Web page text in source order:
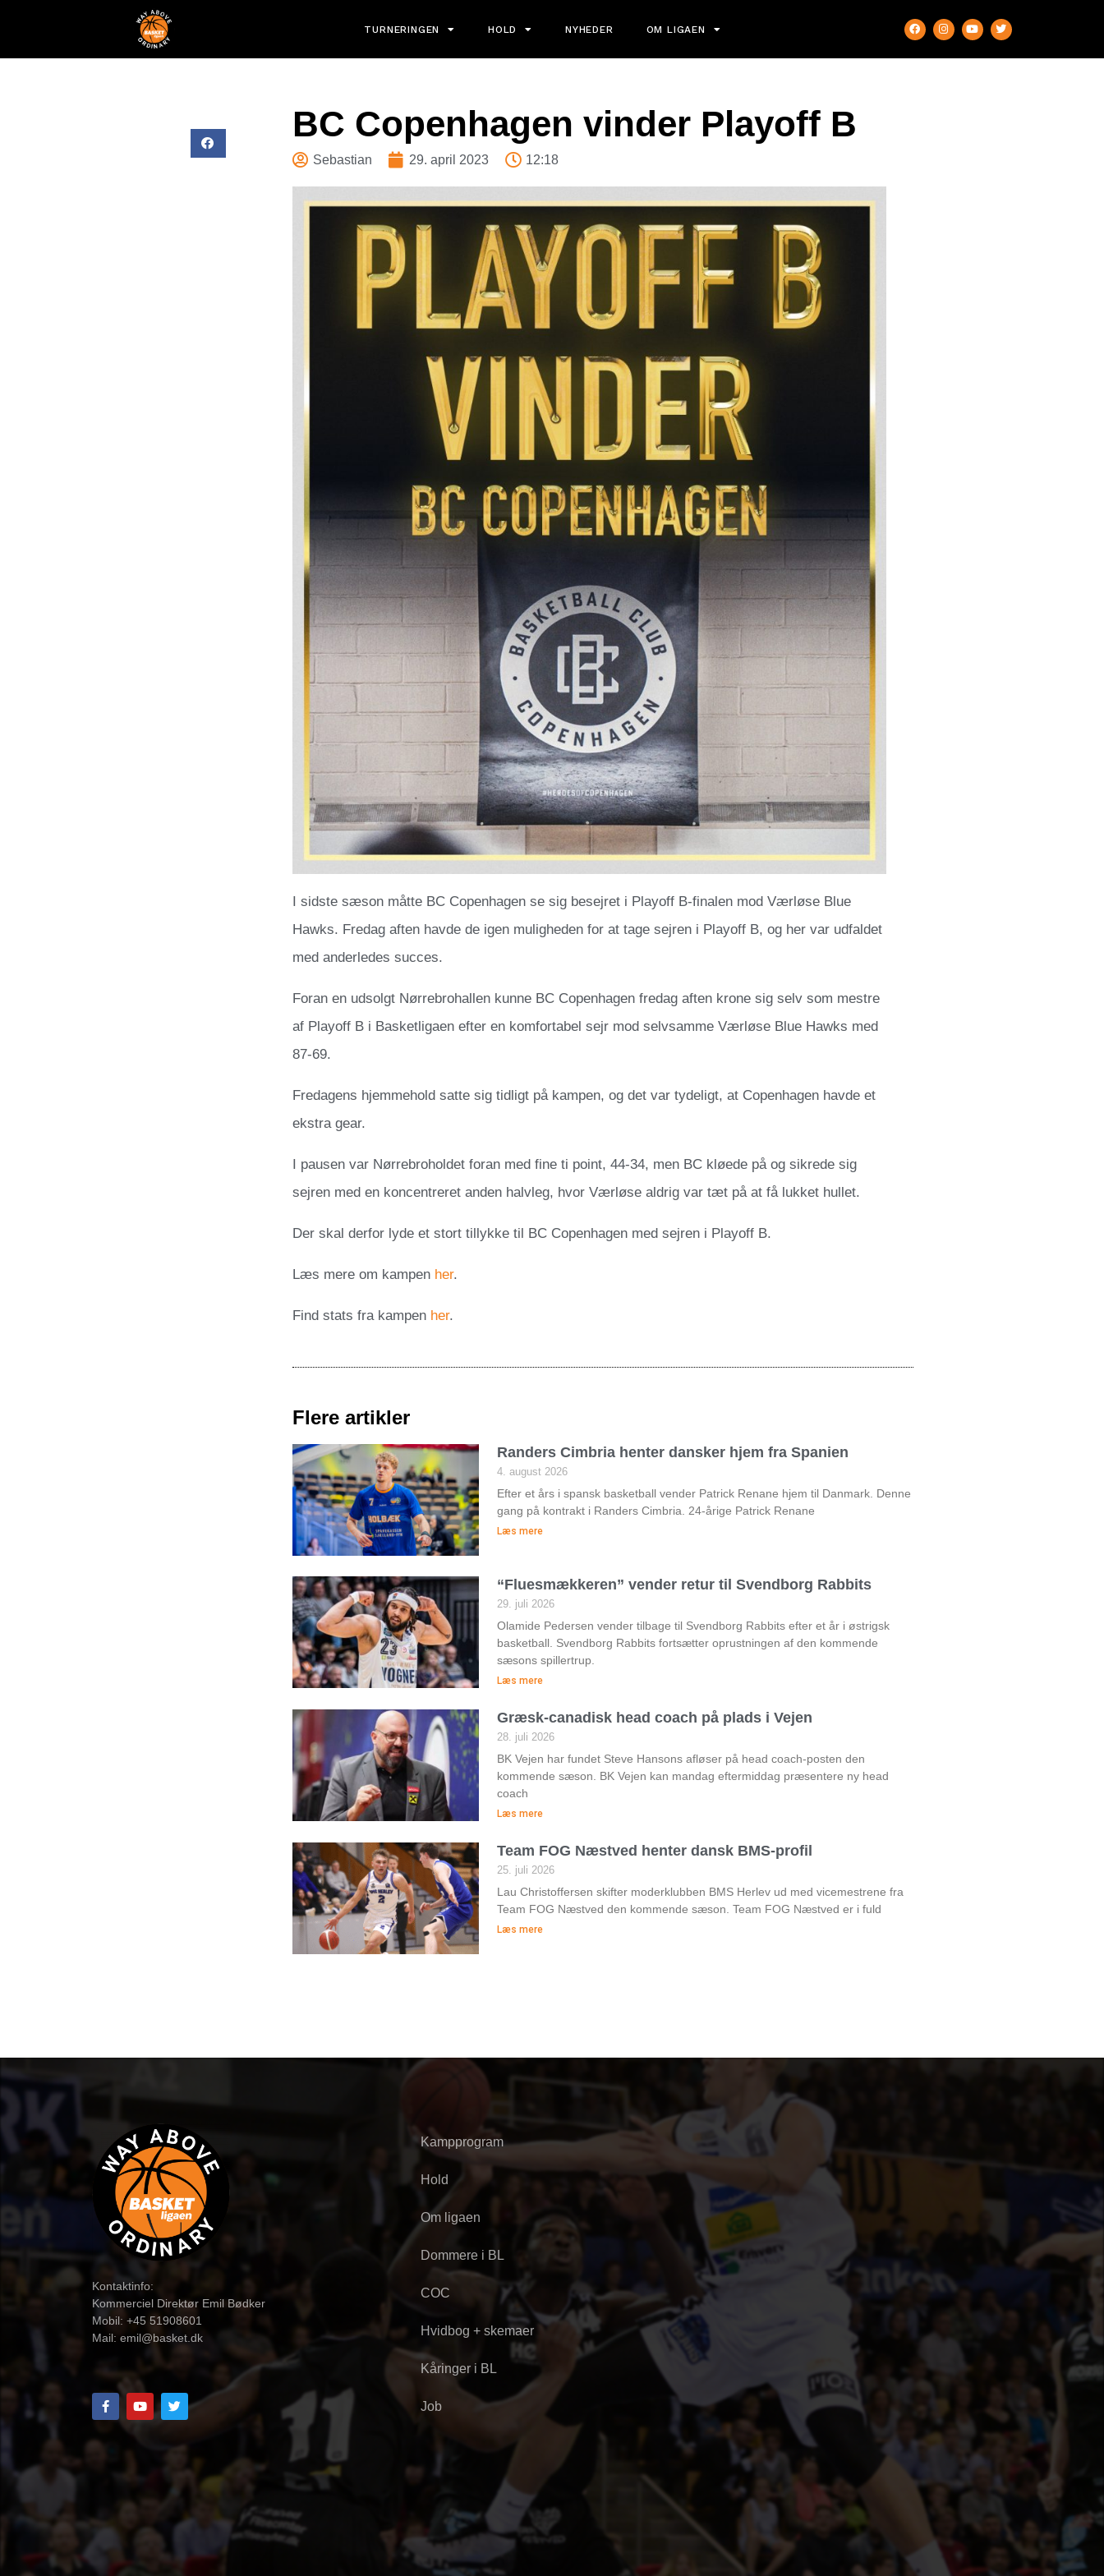
TURNERINGEN HOLD NYHEDER OM LIGAEN
BC Copenhagen vinder Playoff B
Sebastian 29. april 2023 12:18
I sidste sæson måtte BC Copenhagen se sig besejret i Playoff B-finalen mod Værløse Blue
Hawks. Fredag aften havde de igen muligheden for at tage sejren i Playoff B, og her var udfaldet
med anderledes succes.
Foran en udsolgt Nørrebrohallen kunne BC Copenhagen fredag aften krone sig selv som mestre
af Playoff B i Basketligaen efter en komfortabel sejr mod selvsamme Værløse Blue Hawks med
87-69.
Fredagens hjemmehold satte sig tidligt på kampen, og det var tydeligt, at Copenhagen havde et
ekstra gear.
I pausen var Nørrebroholdet foran med fine ti point, 44-34, men BC kløede på og sikrede sig
sejren med en koncentreret anden halvleg, hvor Værløse aldrig var tæt på at få lukket hullet.
Der skal derfor lyde et stort tillykke til BC Copenhagen med sejren i Playoff B.
Læs mere om kampen her.
Find stats fra kampen her.
Flere artikler
Randers Cimbria henter dansker hjem fra Spanien
4. august 2026
Efter et års i spansk basketball vender Patrick Renane hjem til Danmark. Denne
gang på kontrakt i Randers Cimbria. 24-årige Patrick Renane
Læs mere
“Fluesmækkeren” vender retur til Svendborg Rabbits
29. juli 2026
Olamide Pedersen vender tilbage til Svendborg Rabbits efter et år i østrigsk
basketball. Svendborg Rabbits fortsætter oprustningen af den kommende
sæsons spillertrup.
Læs mere
Græsk-canadisk head coach på plads i Vejen
28. juli 2026
BK Vejen har fundet Steve Hansons afløser på head coach-posten den
kommende sæson. BK Vejen kan mandag eftermiddag præsentere ny head
coach
Læs mere
Team FOG Næstved henter dansk BMS-profil
25. juli 2026
Lau Christoffersen skifter moderklubben BMS Herlev ud med vicemestrene fra
Team FOG Næstved den kommende sæson. Team FOG Næstved er i fuld
Læs mere
Kontaktinfo:
Kommerciel Direktør Emil Bødker
Mobil: +45 51908601
Mail: emil@basket.dk
Kampprogram
Hold
Om ligaen
Dommere i BL
COC
Hvidbog + skemaer
Kåringer i BL
Job